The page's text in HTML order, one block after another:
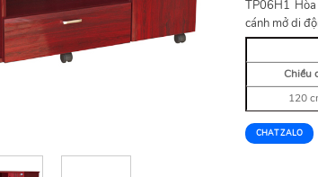
TP06H1
cánh mở di
Chiều
120
CHAT ZALO